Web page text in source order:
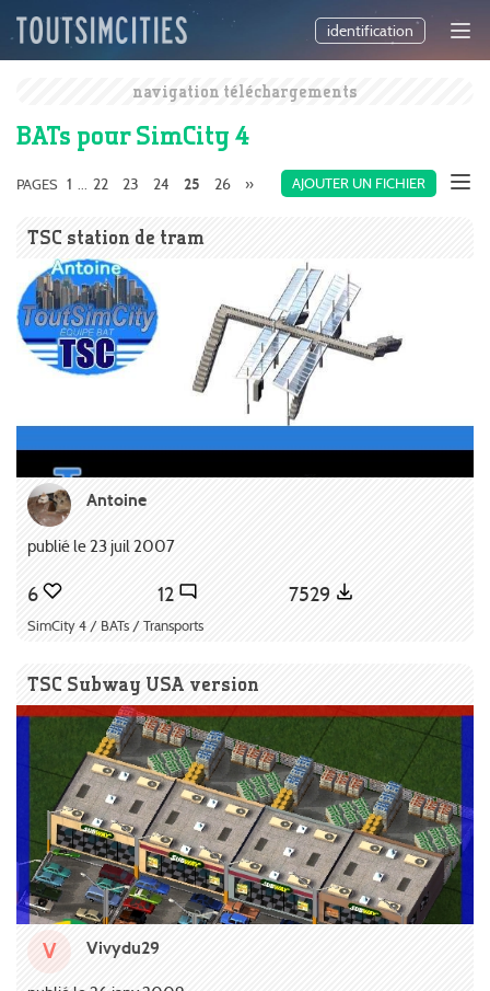
identification
navigation téléchargements
BATs pour SimCity 4
AJOUTER UN FICHIER
PAGES 1 ... 22 23 24 25 26 »
TSC station de tram
Antoine
publié le 23 juil 2007
6 12 7529
SimCity 4 / BATs / Transports
TSC Subway USA version
V Vivydu29